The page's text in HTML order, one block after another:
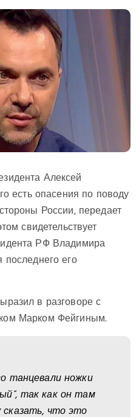
Алексей
есть опасения по поводу
России, передает
свидетельствует
РФ Владимира
последнего его
в разговоре с
Марком Фейгиным.
танцевали ножки
так как он там
сказать, что это